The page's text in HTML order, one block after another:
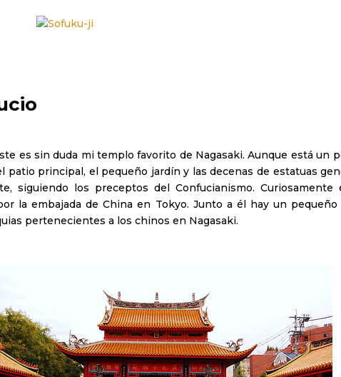
es sin duda mi templo favorito de Nagasaki. Aunque está un
patio principal, el pequeño jardín y las decenas de estatuas
siguiendo los preceptos del Confucianismo.
la embajada de China en Tokyo. Junto a él hay un pequeño
pertenecientes a los chinos en Nagasaki.